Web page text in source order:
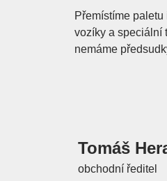
Přemístíme
vozíky a speciální
nemáme
Tomáš
obchodní ředitel